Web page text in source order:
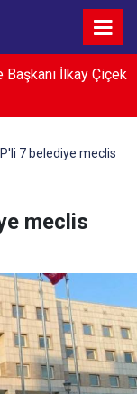
İlkay Çiçek
7 belediye meclis
meclis